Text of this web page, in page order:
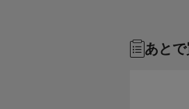
あとで